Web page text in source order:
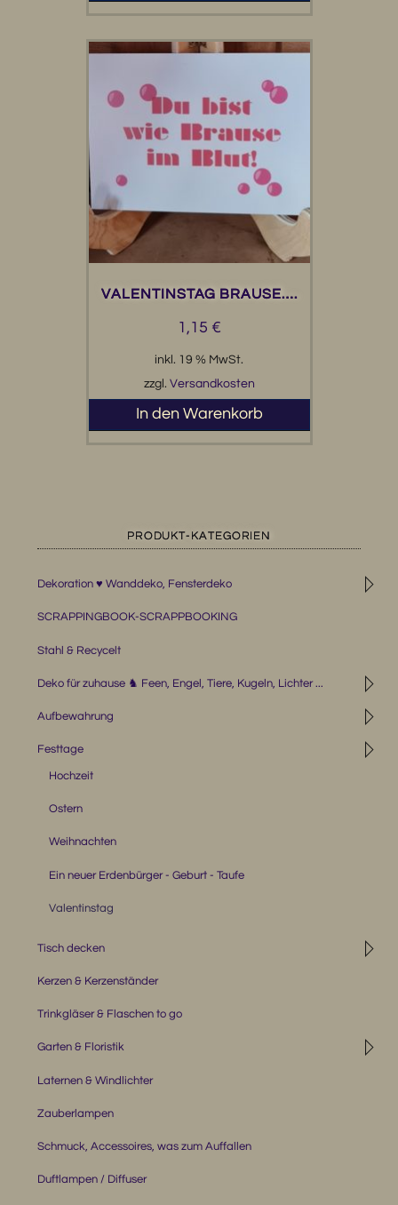
VALENTINSTAG BRAUSE….
1,15 €
inkl. 19 % MwSt.
zzgl. Versandkosten
In den Warenkorb
PRODUKT-KATEGORIEN
◹
Dekoration ♥ Wanddeko, Fensterdeko
SCRAPPINGBOOK-SCRAPPBOOKING
Stahl & Recycelt
◹
Deko für zuhause ♞ Feen, Engel, Tiere, Kugeln, Lichter ...
◹
Aufbewahrung
◹
Festtage
Hochzeit
Ostern
Weihnachten
Ein neuer Erdenbürger - Geburt - Taufe
Valentinstag
◹
Tisch decken
Kerzen & Kerzenständer
Trinkgläser & Flaschen to go
◹
Garten & Floristik
Laternen & Windlichter
Zauberlampen
Schmuck, Accessoires, was zum Auffallen
Duftlampen / Diffuser